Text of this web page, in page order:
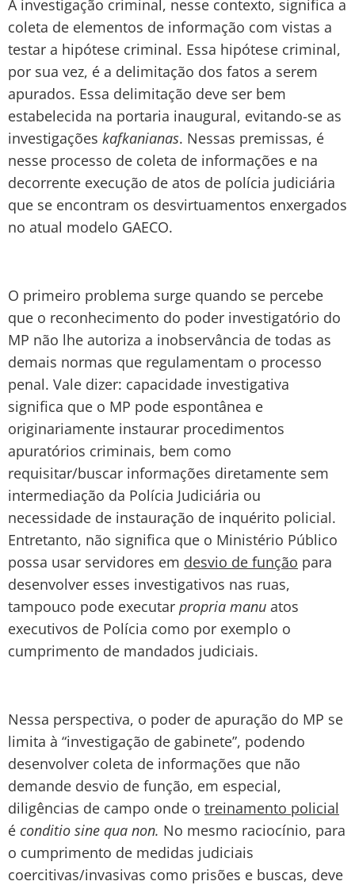
A investigação criminal, nesse contexto, significa a
coleta de elementos de informação com vistas a
testar a hipótese criminal. Essa hipótese criminal,
por sua vez, é a delimitação dos fatos a serem
apurados. Essa delimitação deve ser bem
estabelecida na portaria inaugural, evitando-se as
investigações kafkanianas. Nessas premissas, é
nesse processo de coleta de informações e na
decorrente execução de atos de polícia judiciária
que se encontram os desvirtuamentos enxergados
no atual modelo GAECO.
O primeiro problema surge quando se percebe
que o reconhecimento do poder investigatório do
MP não lhe autoriza a inobservância de todas as
demais normas que regulamentam o processo
penal. Vale dizer: capacidade investigativa
significa que o MP pode espontânea e
originariamente instaurar procedimentos
apuratórios criminais, bem como
requisitar/buscar informações diretamente sem
intermediação da Polícia Judiciária ou
necessidade de instauração de inquérito policial.
Entretanto, não significa que o Ministério Público
possa usar servidores em desvio de função para
desenvolver esses investigativos nas ruas,
tampouco pode executar propria manu atos
executivos de Polícia como por exemplo o
cumprimento de mandados judiciais.
Nessa perspectiva, o poder de apuração do MP se
limita à “investigação de gabinete”, podendo
desenvolver coleta de informações que não
demande desvio de função, em especial,
diligências de campo onde o treinamento policial
é conditio sine qua non. No mesmo raciocínio, para
o cumprimento de medidas judiciais
coercitivas/invasivas como prisões e buscas, deve